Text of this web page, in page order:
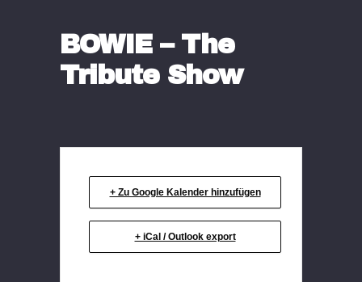
BOWIE – The
Tribute Show
+ Zu Google Kalender hinzufügen
+ iCal / Outlook export